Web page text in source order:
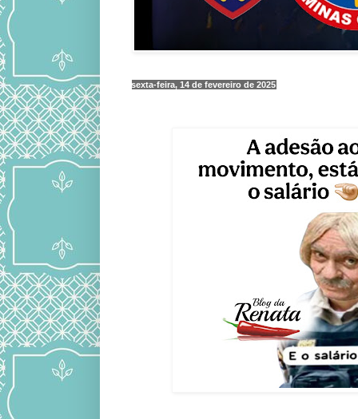
sexta-feira, 14 de fevereiro de 2025